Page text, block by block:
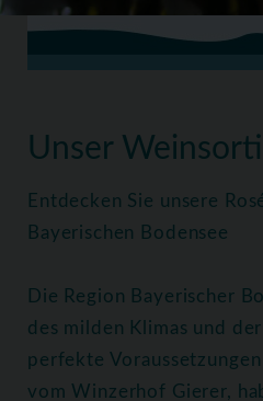
Unser
Entdecken Sie unsere
Bayerischen Bodensee
Die Region Bayerischer
des milden Klimas und
perfekte
vom Winzerhof Gierer,